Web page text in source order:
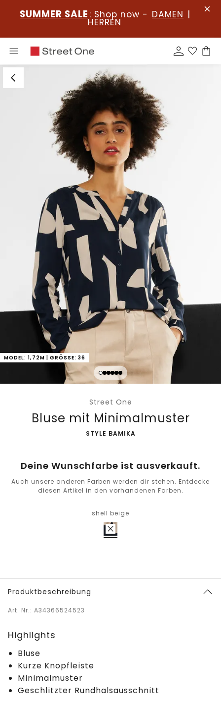
SUMMER SALE : Shop now - DAMEN |
HERREN
MODEL: 1,72M | GRÖSSE: 36
Street One
Bluse mit Minimalmuster
-
STYLE BAMIKA
Deine Wunschfarbe ist ausverkauft.
Auch unsere anderen Farben werden dir stehen. Entdecke
diesen Artikel in den vorhandenen Farben.
shell beige
Produktbeschreibung
Art. Nr.: A34366524523
Highlights
Bluse
Kurze Knopfleiste
Minimalmuster
Geschlitzter Rundhalsausschnitt